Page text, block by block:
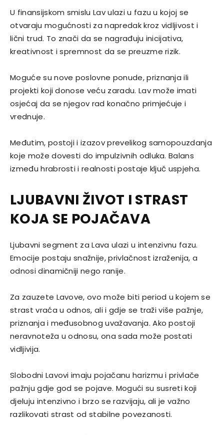
U finansijskom smislu Lav ulazi u fazu u kojoj se
otvaraju mogućnosti za napredak kroz vidljivost i
lični trud. To znači da se nagrađuju inicijativa,
kreativnost i spremnost da se preuzme rizik.
Moguće su nove poslovne ponude, priznanja ili
projekti koji donose veću zaradu. Lav može imati
osjećaj da se njegov rad konačno primjećuje i
vrednuje.
Međutim, postoji i izazov prevelikog samopouzdanja
koje može dovesti do impulzivnih odluka. Balans
između hrabrosti i realnosti postaje ključ uspjeha.
LJUBAVNI ŽIVOT I STRAST
KOJA SE POJAČAVA
Ljubavni segment za Lava ulazi u intenzivnu fazu.
Emocije postaju snažnije, privlačnost izraženija, a
odnosi dinamičniji nego ranije.
Za zauzete Lavove, ovo može biti period u kojem se
strast vraća u odnos, ali i gdje se traži više pažnje,
priznanja i međusobnog uvažavanja. Ako postoji
neravnoteža u odnosu, ona sada može postati
vidljivija.
Slobodni Lavovi imaju pojačanu harizmu i privlače
pažnju gdje god se pojave. Mogući su susreti koji
djeluju intenzivno i brzo se razvijaju, ali je važno
razlikovati strast od stabilne povezanosti.